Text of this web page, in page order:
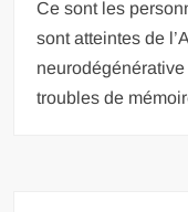
Ce sont les
sont atteintes de
troubles de